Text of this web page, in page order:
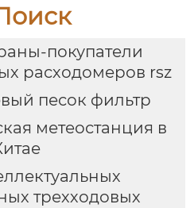
покупатели
расходомеров rsz
песок фильтр
метеостанция в
трехходовых